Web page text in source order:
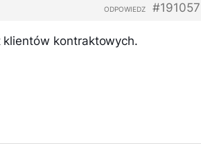
#191057
ODPOWIEDZ
kontraktowych.